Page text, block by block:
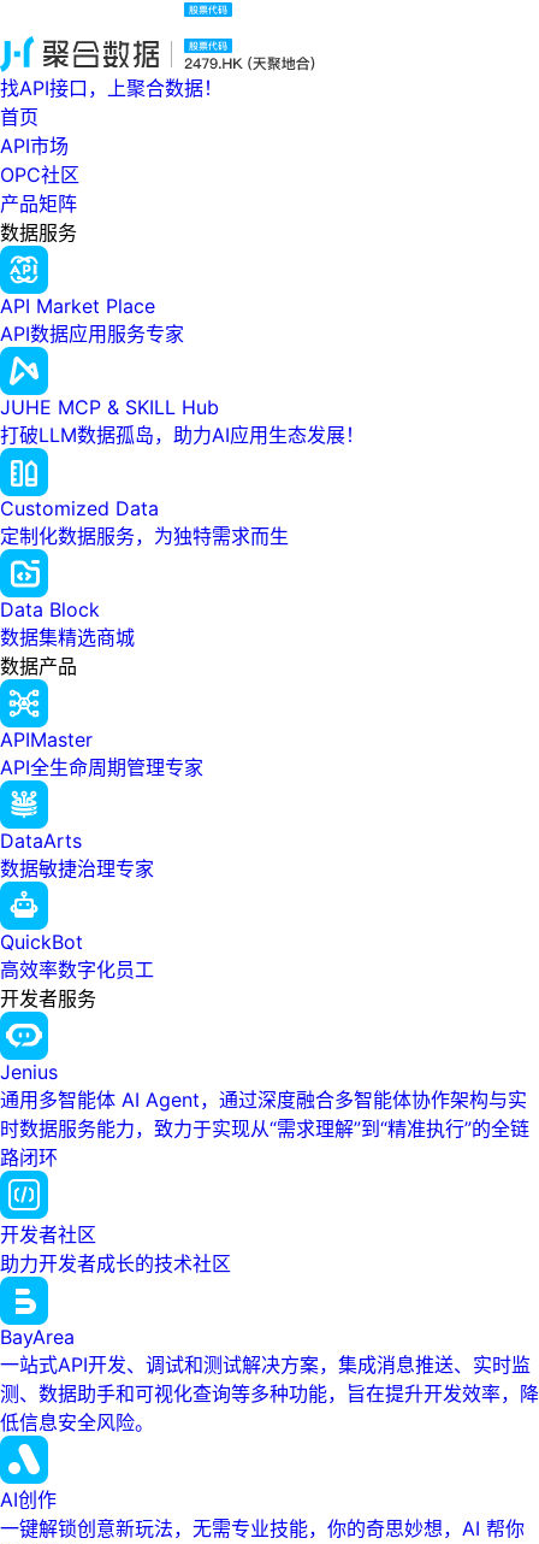
找API接口，上聚合数据！
首页
API市场
OPC社区
产品矩阵
数据服务
API Market Place
API数据应用服务专家
JUHE MCP & SKILL Hub
打破LLM数据孤岛，助力AI应用生态发展！
Customized Data
定制化数据服务，为独特需求而生
Data Block
数据集精选商城
数据产品
APIMaster
API全生命周期管理专家
DataArts
数据敏捷治理专家
QuickBot
高效率数字化员工
开发者服务
Jenius
通用多智能体 AI Agent，通过深度融合多智能体协作架构与实
时数据服务能力，致力于实现从“需求理解”到“精准执行”的全链
路闭环
开发者社区
助力开发者成长的技术社区
BayArea
一站式API开发、调试和测试解决方案，集成消息推送、实时监
测、数据助手和可视化查询等多种功能，旨在提升开发效率，降
低信息安全风险。
AI创作
一键解锁创意新玩法，无需专业技能，你的奇思妙想，AI 帮你